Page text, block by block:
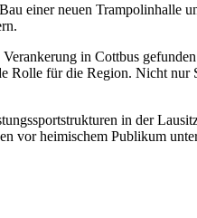
einer neuen Trampolinhalle
in Cottbus
für die Region. Nicht nur
in der
vor heimischem Publikum